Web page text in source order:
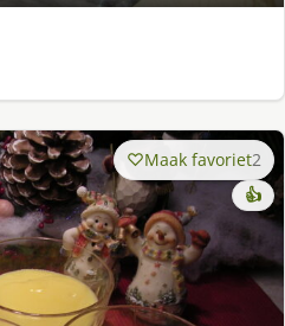
Maak favoriet2
👍